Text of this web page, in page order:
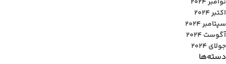
اکتبر 2024
سپتامبر 2024
آگوست 2024
جولای 2024
دسته‌ها